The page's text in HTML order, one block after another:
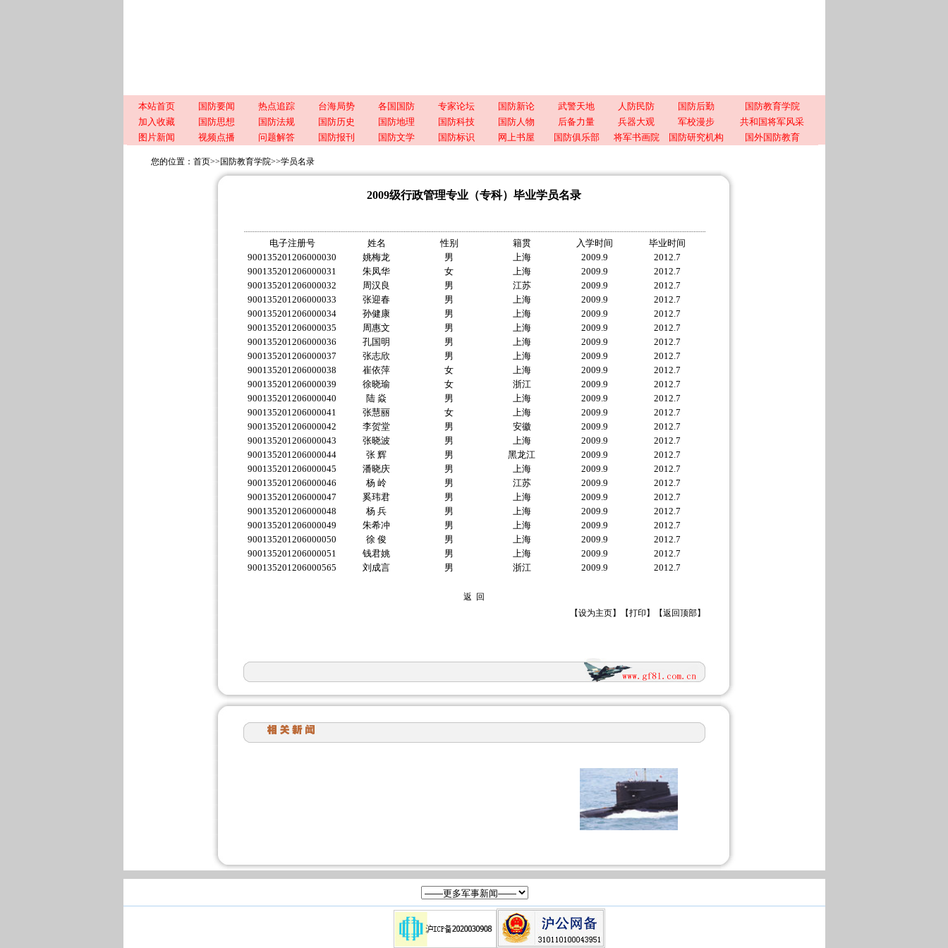
本站首页 国防要闻 热点追踪 台海局势 各国国防 专家论坛 国防新论 武警天地 人防民防 国防后勤
国防教育学院
加入收藏
国防思想 国防法规 国防历史 国防地理 国防科技 国防人物 后备力量 兵器大观 军校漫步
共和国将军风采
图片新闻
视频点播 问题解答 国防报刊 国防文学 国防标识 网上书屋 国防俱乐部 将军书画院 国防研究机构 国外国防教育
您的位置： 首页>> 国防教育学院>>学员名录
2009级行政管理专业（专科）毕业学员名录
电子注册号 姓名 性别 籍贯 入学时间
毕业时间
900135201206000030
姚梅龙 男 上海 2009.9
2012.7
900135201206000031
朱凤华 女 上海 2009.9
2012.7
900135201206000032
周汉良 男 江苏 2009.9
2012.7
900135201206000033
张迎春 男 上海 2009.9
2012.7
900135201206000034
孙健康 男 上海 2009.9
2012.7
900135201206000035
周惠文 男 上海 2009.9
2012.7
900135201206000036
孔国明 男 上海 2009.9
2012.7
900135201206000037
张志欣 男 上海 2009.9
2012.7
900135201206000038
崔依萍 女 上海 2009.9
2012.7
900135201206000039
徐晓瑜 女 浙江 2009.9
2012.7
900135201206000040
陆 焱 男 上海 2009.9
2012.7
900135201206000041
张慧丽 女 上海 2009.9
2012.7
900135201206000042
李贺堂 男 安徽 2009.9
2012.7
900135201206000043
张晓波 男 上海 2009.9
2012.7
900135201206000044
张 辉 男 黑龙江 2009.9
2012.7
900135201206000045
潘晓庆 男 上海 2009.9
2012.7
900135201206000046
杨 岭 男 江苏 2009.9
2012.7
900135201206000047
奚玮君 男 上海 2009.9
2012.7
900135201206000048
杨 兵 男 上海 2009.9
2012.7
900135201206000049
朱希冲 男 上海 2009.9
2012.7
900135201206000050
徐 俊 男 上海 2009.9
2012.7
900135201206000051
钱君姚 男 上海 2009.9
2012.7
900135201206000565
刘成言 男 浙江 2009.9 2012.7
返 回
【设为主页】【打印 】【返回顶部】